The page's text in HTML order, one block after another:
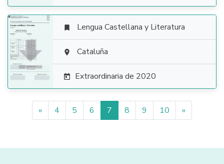

 Lengua Castellana y Literatura
 Cataluña
 Extraordinaria de 2020
« 4 5 6 7 8 9 10 »